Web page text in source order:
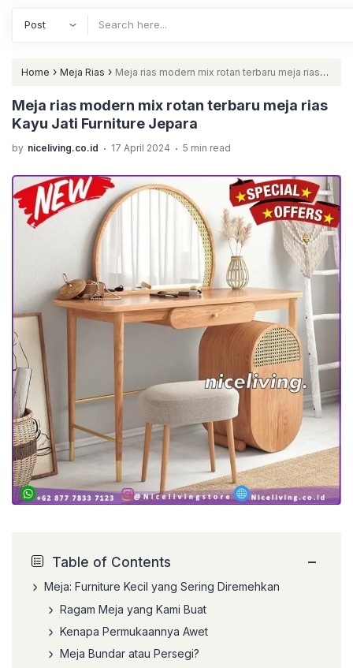
Home › Meja Rias › Meja rias modern mix rotan terbaru meja rias
Kayu Jati Furniture Jepara
Meja rias modern mix rotan terbaru meja rias
Kayu Jati Furniture Jepara
by niceliving.co.id . 17 April 2024 . 5 min read
Table of Contents −
Meja: Furniture Kecil yang Sering Diremehkan
Ragam Meja yang Kami Buat
Kenapa Permukaannya Awet
Meja Bundar atau Persegi?